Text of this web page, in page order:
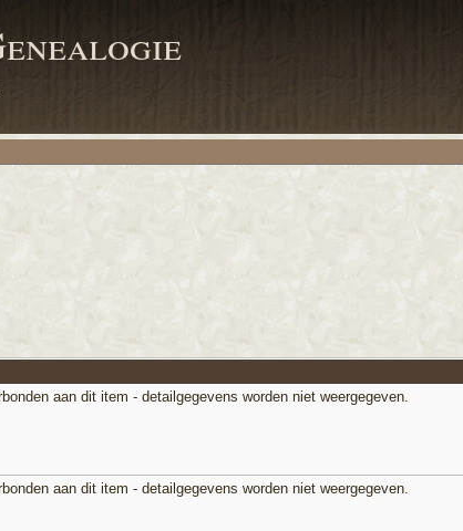
aan dit item - detailgegevens worden niet weergegeven.
aan dit item - detailgegevens worden niet weergegeven.